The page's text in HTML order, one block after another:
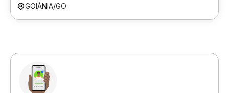
GOIÂNIA/GO